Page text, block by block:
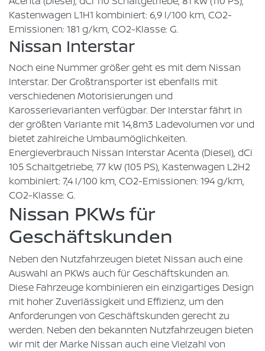
Kastenwagen L1H1 kombiniert: 6,9 l/100 km, CO2-
Emissionen: 181 g/km, CO2-Klasse: G.
Nissan Interstar
Noch eine Nummer größer geht es mit dem Nissan
Interstar. Der Großtransporter ist ebenfalls mit
verschiedenen Motorisierungen und
Karosserievarianten verfügbar. Der Interstar fährt in
der größten Variante mit 14,8m3 Ladevolumen vor und
bietet zahlreiche Umbaumöglichkeiten.
Energieverbrauch Nissan Interstar Acenta (Diesel), dCi
105 Schaltgetriebe, 77 kW (105 PS), Kastenwagen L2H2
kombiniert: 7,4 l/100 km, CO2-Emissionen: 194 g/km,
CO2-Klasse: G.
Nissan PKWs für
Geschäftskunden
Neben den Nutzfahrzeugen bietet Nissan auch eine
Auswahl an PKWs auch für Geschäftskunden an.
Diese Fahrzeuge kombinieren ein einzigartiges Design
mit hoher Zuverlässigkeit und Effizienz, um den
Anforderungen von Geschäftskunden gerecht zu
werden. Neben den bekannten Nutzfahrzeugen bieten
wir mit der Marke Nissan auch eine Vielzahl von